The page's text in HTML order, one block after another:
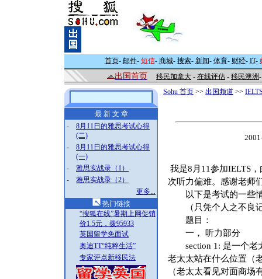
首页- 邮件- 短信- 商城- 搜索- 新闻- 体育- 财经- IT-
出国首页 移民加拿大 - 在线评估 - 移民澳洲
最 新 文 章
-
8月11日的雅思考试心得
(二)
-
8月11日的雅思考试心得
(一)
-
雅思实战录（1）
-
雅思实战录（2）
更多...
热门链接
“搜狐在线”暑期上网促销
价1.5元，拨95933
英国留学免面试
奥迪TT“纯粹生活”
专家评点新移民法
Sohu 首页 >> 出国频道 >>
 我是8月11参加IELTS
次听力偏难。感谢老师
以下是考试的一些
（只凭个人之不良记
题目：
一， 听力部分
section 1: 是一个老
老太太站在什么位置（
（老太太看见对面商